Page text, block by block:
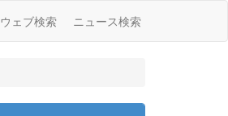
ウェブ検索 ニュース検索